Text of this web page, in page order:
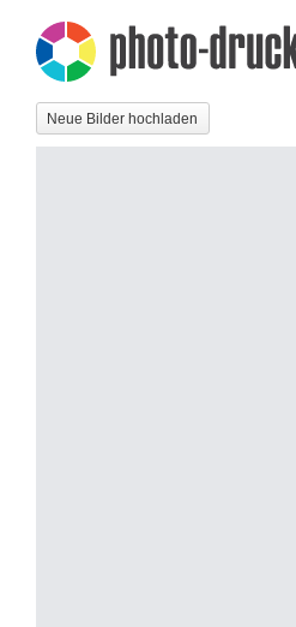
Neue Bilder hochladen